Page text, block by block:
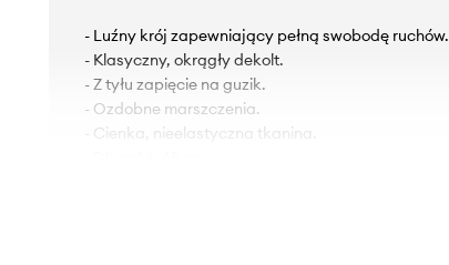
- Luźny krój zapewniający pełną swobodę ruchów.
- Klasyczny, okrągły dekolt.
- Z tyłu zapięcie na guzik.
- Ozdobne marszczenia.
- Cienka, nieelastyczna tkanina.